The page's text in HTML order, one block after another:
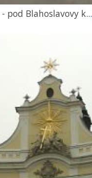
pod Blahoslavovy k...